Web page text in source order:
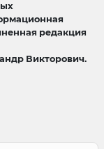
редакция
Викторович.